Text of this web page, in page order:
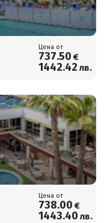
Цена от
737.50 €
1442.42лв.
Цена от
738.00 €
1443.40 лв.